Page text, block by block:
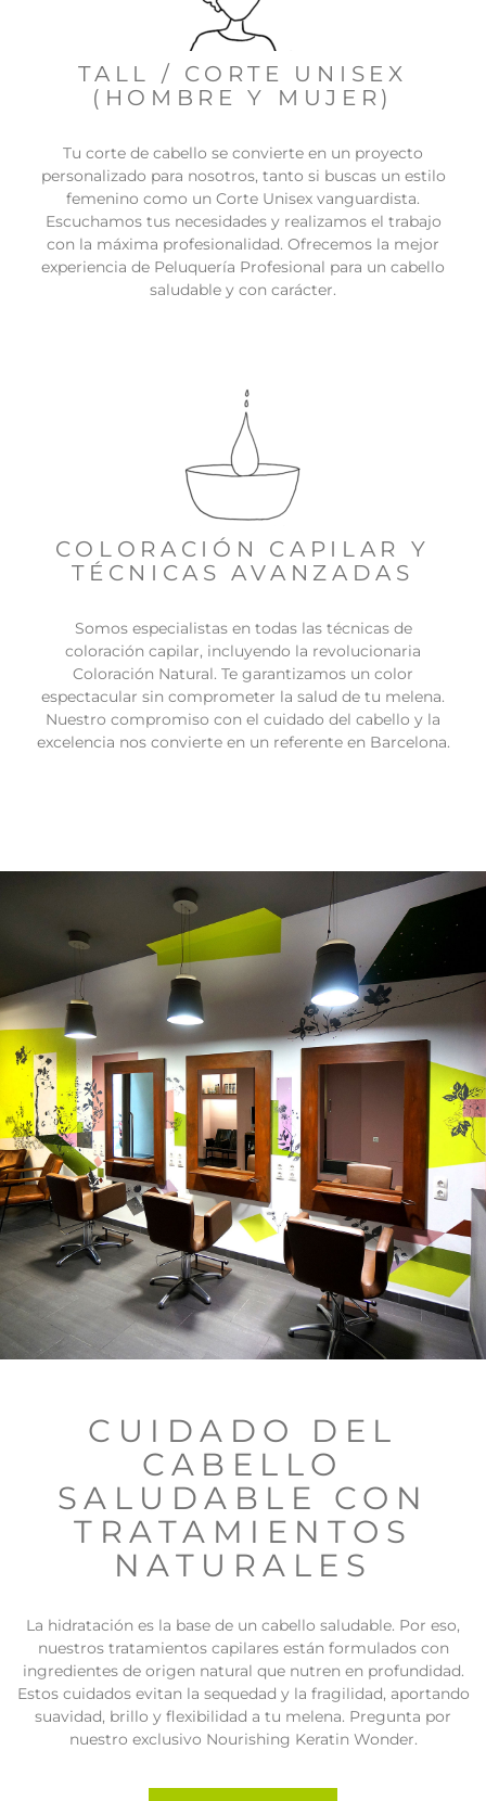
TALL / CORTE UNISEX
(HOMBRE Y MUJER)
Tu corte de cabello se convierte en un proyecto
personalizado para nosotros, tanto si buscas un estilo
femenino como un Corte Unisex vanguardista.
Escuchamos tus necesidades y realizamos el trabajo
con la máxima profesionalidad. Ofrecemos la mejor
experiencia de Peluquería Profesional para un cabello
saludable y con carácter.
COLORACIÓN CAPILAR Y
TÉCNICAS AVANZADAS
Somos especialistas en todas las técnicas de
coloración capilar, incluyendo la revolucionaria
Coloración Natural. Te garantizamos un color
espectacular sin comprometer la salud de tu melena.
Nuestro compromiso con el cuidado del cabello y la
excelencia nos convierte en un referente en Barcelona.
CUIDADO DEL
CABELLO
SALUDABLE CON
TRATAMIENTOS
NATURALES
La hidratación es la base de un cabello saludable. Por eso,
nuestros tratamientos capilares están formulados con
ingredientes de origen natural que nutren en profundidad.
Estos cuidados evitan la sequedad y la fragilidad, aportando
suavidad, brillo y flexibilidad a tu melena. Pregunta por
nuestro exclusivo Nourishing Keratin Wonder.